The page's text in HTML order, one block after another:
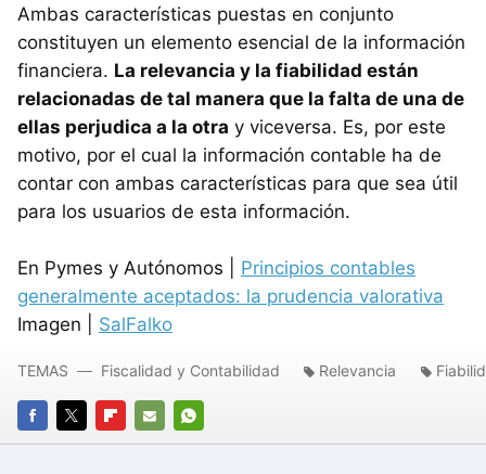
Ambas características puestas en conjunto
constituyen un elemento esencial de la información
financiera. La relevancia y la fiabilidad están
relacionadas de tal manera que la falta de una de
ellas perjudica a la otra y viceversa. Es, por este
motivo, por el cual la información contable ha de
contar con ambas características para que sea útil
para los usuarios de esta información.
En Pymes y Autónomos | Principios contables
generalmente aceptados: la prudencia valorativa
Imagen | SalFalko
FACEBOOK
TWITTERFLIPBOARD
E-
WHATSAPP
TEMAS Fiscalidad y Contabilidad Relevancia